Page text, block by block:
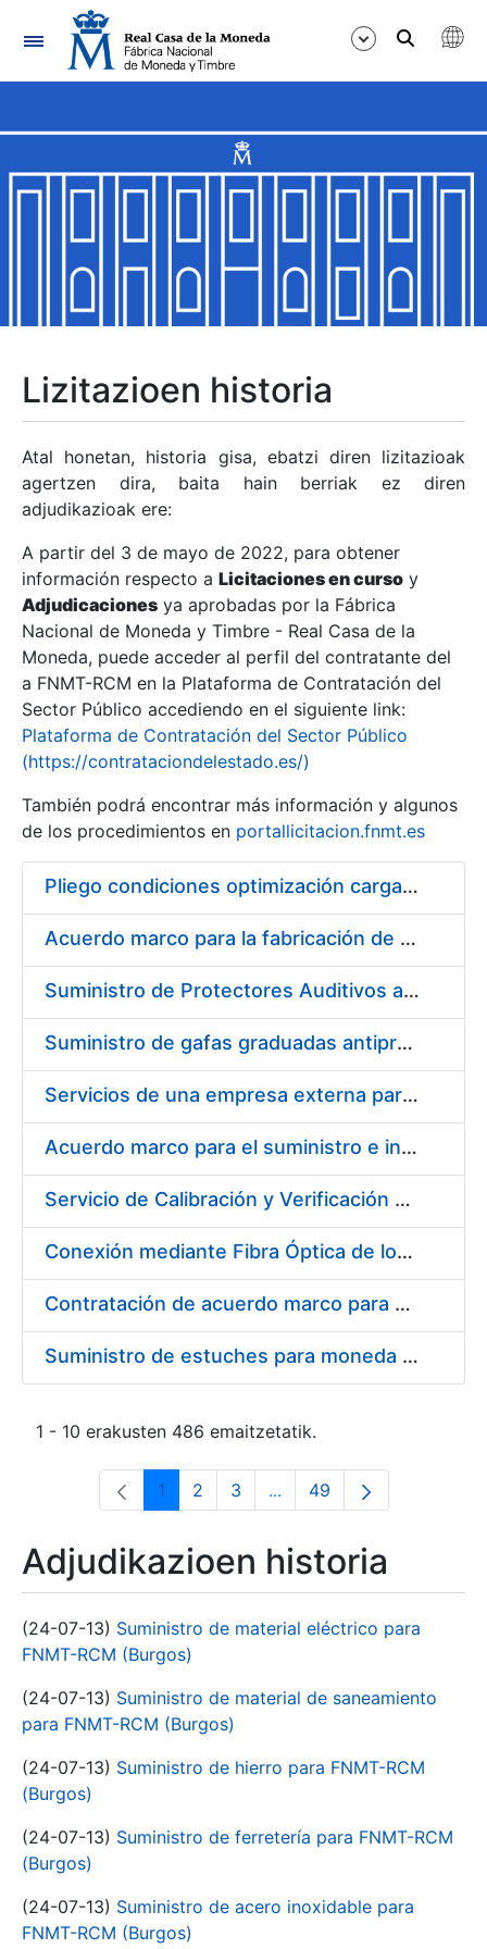
Nabigazioa
Erakutsi/Ezkutatu
Erakutsi/Ezkutatu
Erakutsi/Ezkutatu
Erakutsi/Ezkutatu
Erakutsi/Ezkutatu
Erakutsi/Ezkutatu
Erakutsi/Ezkutatu
Erakutsi/Ezkutatu
Lizitazioen historia
Atal honetan, historia gisa, ebatzi diren lizitazioak
agertzen dira, baita hain berriak ez diren
adjudikazioak ere:
A partir del 3 de mayo de 2022, para obtener
información respecto a Licitaciones en curso y
Adjudicaciones ya aprobadas por la Fábrica
Nacional de Moneda y Timbre - Real Casa de la
Moneda, puede acceder al perfil del contratante del
a FNMT-RCM en la Plataforma de Contratación del
Sector Público accediendo en el siguiente link:
Plataforma de Contratación del Sector Público
(https://contrataciondelestado.es/)
También podrá encontrar más información y algunos
de los procedimientos en portallicitacion.fnmt.es
Pliego condiciones optimización cargas compras firmado
Acuerdo marco para la fabricación de piezas
Suministro de Protectores Auditivos a medida para las personas trabajadoras de los Centros de Trabajo de Madrid y Burgos
Suministro de gafas graduadas antiproyecciones para los trabajadores de la FNMT-RCM en los centros de trabajo de Madrid y Burgos
Servicios de una empresa externa para el asesoramiento y resolución de los recursos de alzada que se presentan relacionados con procesos de selección para la FNMT-RCM
Acuerdo marco para el suministro e instalación de persianas, estores y otros complementos
Servicio de Calibración y Verificación Externa de los Equipos de Medición del Servicio de Prevención de la FNMT-RCM
Conexión mediante Fibra Óptica de los Centros de Proceso de Datos (CPDs) de las sedes de la FNMT-RCM de Burgos y Madrid
Contratación de acuerdo marco para el Suministro de Material de Electricidad para la Fábrica Nacional de Moneda y Timbre-Real Casa de la Moneda en su centro de trabajo de Burgos
Suministro de estuches para moneda de 30 €
1 - 10 erakusten 486 emaitzetatik.
Orrialdea
1 Orrialdea
2 Orrialdea
3 ...Intermediate Pages Use
Orrialdea
49
Adjudikazioen historia
(24-07-13) Suministro de material eléctrico para
FNMT-RCM (Burgos)
(24-07-13) Suministro de material de saneamiento
para FNMT-RCM (Burgos)
(24-07-13) Suministro de hierro para FNMT-RCM
(Burgos)
(24-07-13) Suministro de ferretería para FNMT-RCM
(Burgos)
(24-07-13) Suministro de acero inoxidable para
FNMT-RCM (Burgos)